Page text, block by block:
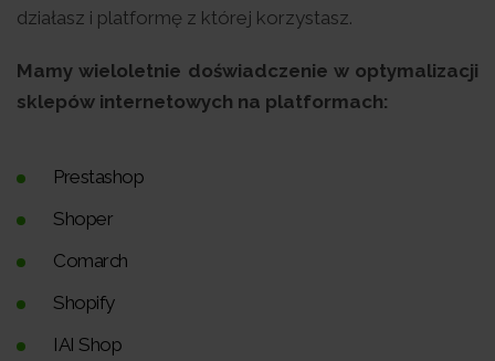
działasz i platformę z której korzystasz.
Mamy wieloletnie doświadczenie w optymalizacji
sklepów internetowych na platformach:
Prestashop
Shoper
Comarch
Shopify
IAI Shop